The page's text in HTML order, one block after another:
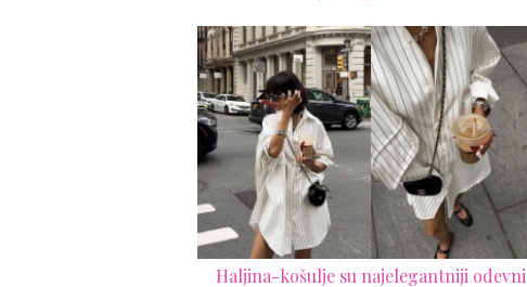
Haljina-košulje su najelegantniji odevni